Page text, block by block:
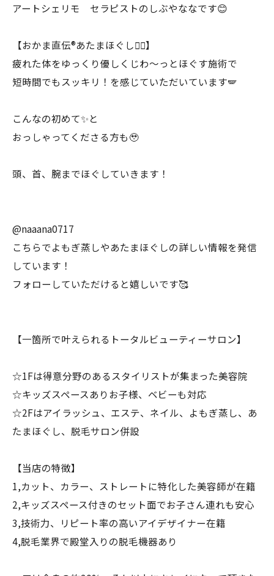
アートシェリモ セラピストのしぶやななです😊
【おかま直伝®︎あたまほぐし💆‍♀️】
疲れた体をゆっくり優しくじわ〜っとほぐす施術で
短時間でもスッキリ！を感じていただいています🪽
こんなの初めて✨と
おっしゃってくださる方も🥹
頭、首、腕までほぐしていきます！
@naaana0717
こちらでよもぎ蒸しやあたまほぐしの詳しい情報を発信
しています！
フォローしていただけると嬉しいです🥰
【一箇所で叶えられるトータルビューティーサロン】
☆1Fは得意分野のあるスタイリストが集まった美容院
☆キッズスペースありお子様、ベビーも対応
☆2Fはアイラッシュ、エステ、ネイル、よもぎ蒸し、あ
たまほぐし、脱毛サロン併設
【当店の特徴】
1,カット、カラー、ストレートに特化した美容師が在籍
2,キッズスペース付きのセット面でお子さん連れも安心
3,技術力、リピート率の高いアイデザイナー在籍
4,脱毛業界で殿堂入りの脱毛機器あり